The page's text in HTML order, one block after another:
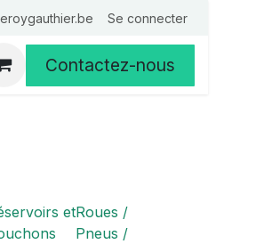
Se connecter
Contactez-nous
etRoues /
Pneus /